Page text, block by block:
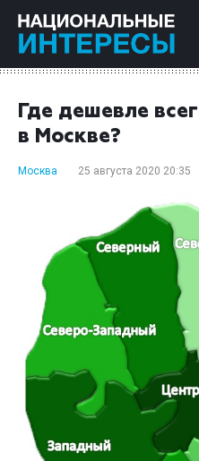
Где дешевле
в Москве?
Москва 25 августа 2020 20:35